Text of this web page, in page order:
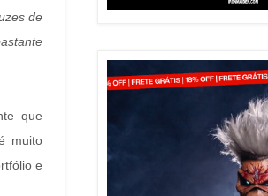
de
que
muito
e